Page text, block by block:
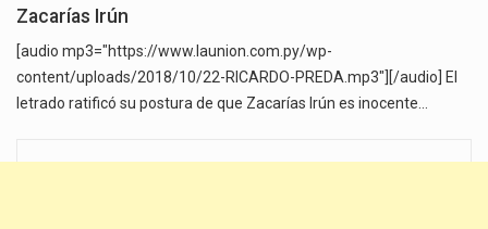
Zacarías Irún
[audio mp3="https://www.launion.com.py/wp-
content/uploads/2018/10/22-RICARDO-PREDA.mp3"][/audio] El
letrado ratificó su postura de que Zacarías Irún es inocente…